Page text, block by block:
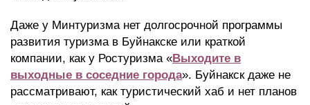
Даже у Минтуризма нет долгосрочной программы
развития туризма в Буйнакске или краткой
компании, как у Ростуризма «Выходите в
выходные в соседние города». Буйнакск даже не
рассматривают, как туристический хаб и нет планов